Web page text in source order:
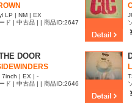
LP | NM | EX
ド | 中古品 | | 商品ID:2647
DOOR
7inch | EX | -
ド | 中古品 | | 商品ID:2646